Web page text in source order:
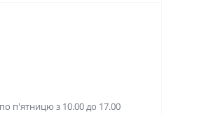
п'ятницю з 10.00 до 17.00